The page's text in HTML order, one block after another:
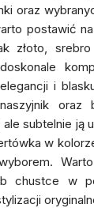
oraz
postawić
złoto,
i
oraz
subtelnie ją
w
chustce w